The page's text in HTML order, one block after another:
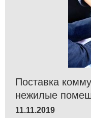
Поставка
нежилые
11.11.2019